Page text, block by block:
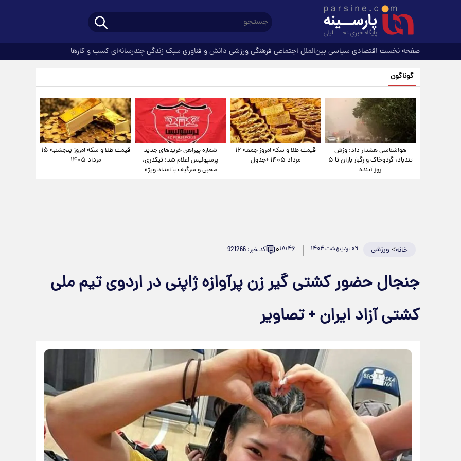
صفحه نخست اقتصادی سیاسی بین‌الملل اجتماعی فرهنگیورزشی دانش و فناوری سبک زندگیچندرسانه‌ای کسب و کارها
گوناگون
هواشناسی هشدار داد: وزش
تندباد، گردوخاک و رگبار باران تا ۵
روز آینده
قیمت طلا و سکه امروز جمعه ۱۶
مرداد ۱۴۰۵ +جدول
شماره پیراهن خریدهای جدید
پرسپولیس اعلام شد؛ تیکدری،
محبی و سرگیف با اعداد ویژه
قیمت طلا و سکه امروز پنجشنبه ۱۵
مرداد ۱۴۰۵
خانه> ورزشی ۰۹ اردیبهشت ۱۴۰۴ ۱۸:۴۶۰ کد خبر: 921266
جنجال حضور کشتی گیر زن پرآوازه ژاپنی در اردوی تیم ملی
کشتی آزاد ایران + تصاویر